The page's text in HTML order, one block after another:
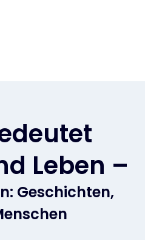
Leben –
Geschichten,